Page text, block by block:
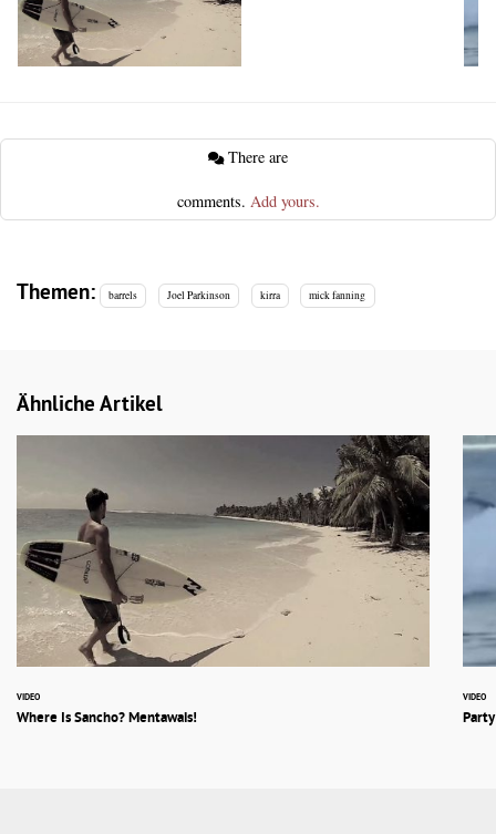
comments. Add yours.
Themen: barrels Joel Parkinson kirra mick fanning
Ähnliche Artikel
VIDEO
Where Is Sancho? Mentawais!
VIDEO